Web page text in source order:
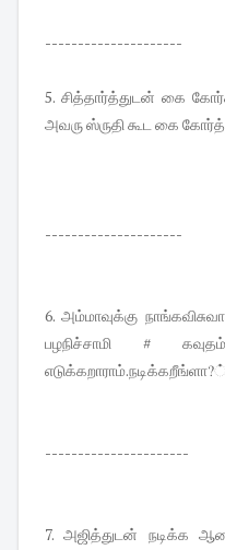
---------------------
5. சித்தார்த்துடன் கை
அவரு ஸ்ருதி கூட கை
---------------------
6. அம்மாவுக்கு
பழநிச்சாமி #
எடுக்கறாராம்.நடிக்கறீங்ளா?்
----------------------
7. அஜித்துடன் நடிக்க